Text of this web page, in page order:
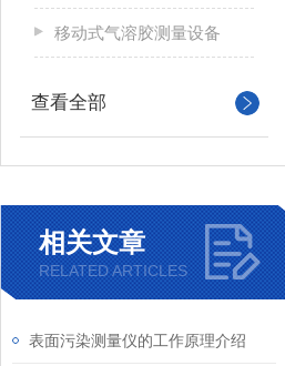
移动式气溶胶测量设备
查看全部
相关文章
RELATED ARTICLES
表面污染测量仪的工作原理介绍